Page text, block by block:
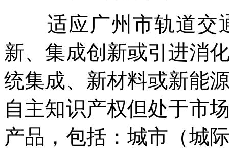
适应广州市轨道交
新、集成创新或引进消
统集成、新材料或新能
自主知识产权但处于市
产品，包括：城市（城